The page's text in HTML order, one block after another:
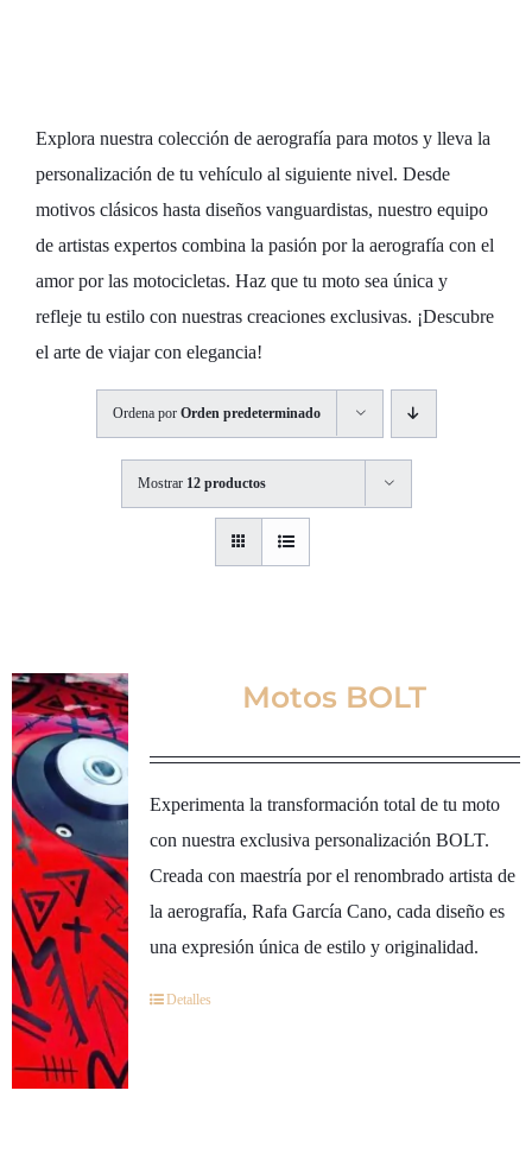
Explora nuestra colección de aerografía para motos y lleva la
personalización de tu vehículo al siguiente nivel. Desde
motivos clásicos hasta diseños vanguardistas, nuestro equipo
de artistas expertos combina la pasión por la aerografía con el
amor por las motocicletas. Haz que tu moto sea única y
refleje tu estilo con nuestras creaciones exclusivas. ¡Descubre
el arte de viajar con elegancia!
Ordena por Orden predeterminado
Mostrar 12 productos
Motos BOLT
Experimenta la transformación total de tu moto
con nuestra exclusiva personalización BOLT.
Creada con maestría por el renombrado artista de
la aerografía, Rafa García Cano, cada diseño es
una expresión única de estilo y originalidad.
Detalles